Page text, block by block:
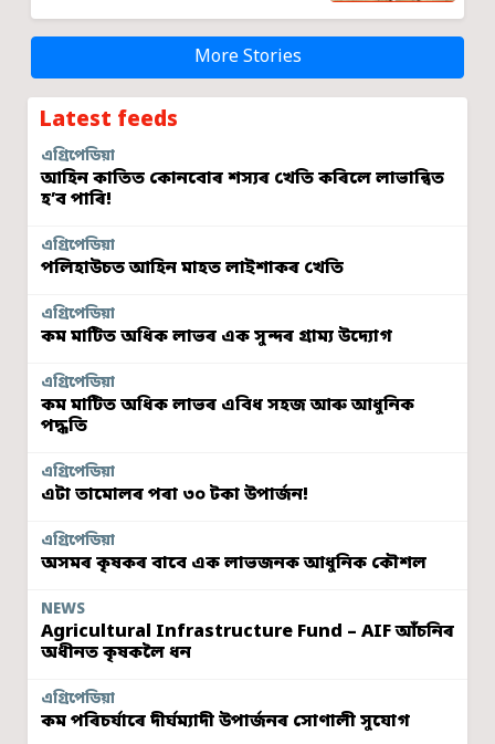
More Stories
Latest feeds
এগ্ৰিপেডিয়া
আহিন কাতিত কোনবোৰ শস্যৰ খেতি কৰিলে লাভান্বিত
হ’ব পাৰি!
এগ্ৰিপেডিয়া
পলিহাউচত আহিন মাহত লাইশাকৰ খেতি
এগ্ৰিপেডিয়া
কম মাটিত অধিক লাভৰ এক সুন্দৰ গ্ৰাম্য উদ্যোগ
এগ্ৰিপেডিয়া
কম মাটিত অধিক লাভৰ এবিধ সহজ আৰু আধুনিক
পদ্ধতি
এগ্ৰিপেডিয়া
এটা তামোলৰ পৰা ৩০ টকা উপাৰ্জন!
এগ্ৰিপেডিয়া
অসমৰ কৃষকৰ বাবে এক লাভজনক আধুনিক কৌশল
NEWS
Agricultural Infrastructure Fund – AIF আঁচনিৰ
অধীনত কৃষকলৈ ধন
এগ্ৰিপেডিয়া
কম পৰিচৰ্যাৰে দীৰ্ঘম্যাদী উপাৰ্জনৰ সোণালী সুযোগ